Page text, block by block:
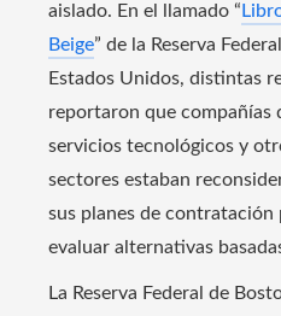
aislado. En el llamado “
Beige” de la Reserva
Estados Unidos, distintas
reportaron que compañías
servicios tecnológicos y
sectores estaban
sus planes de contratación
evaluar alternativas
La Reserva Federal de